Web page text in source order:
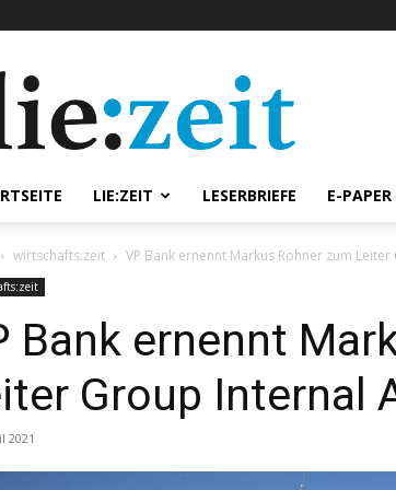
LIE:ZEIT LESERBRIEFE E-PAPER
wirtschafts:zeit VP Bank ernennt Markus Rohner zum
Bank ernennt
Group Internal
2021